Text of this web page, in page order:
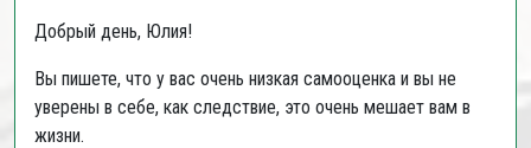
Добрый день, Юлия!
Вы пишете, что у вас очень низкая самооценка и вы не
уверены в себе, как следствие, это очень мешает вам в
жизни.